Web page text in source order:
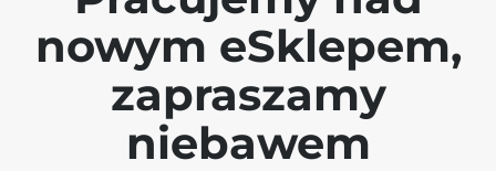
nowym eSklepem,
zapraszamy
niebawem